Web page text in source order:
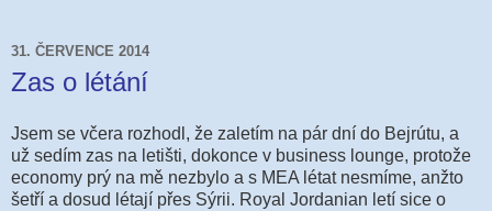
31. ČERVENCE 2014
Zas o létání
Jsem se včera rozhodl, že zaletím na pár dní do Bejrútu, a
už sedím zas na letišti, dokonce v business lounge, protože
economy prý na mě nezbylo a s MEA létat nesmíme, anžto
šetří a dosud létají přes Sýrii. Royal Jordanian letí sice o